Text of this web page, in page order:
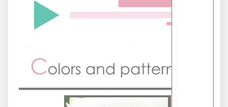
浪漫好禮
父親節專頁